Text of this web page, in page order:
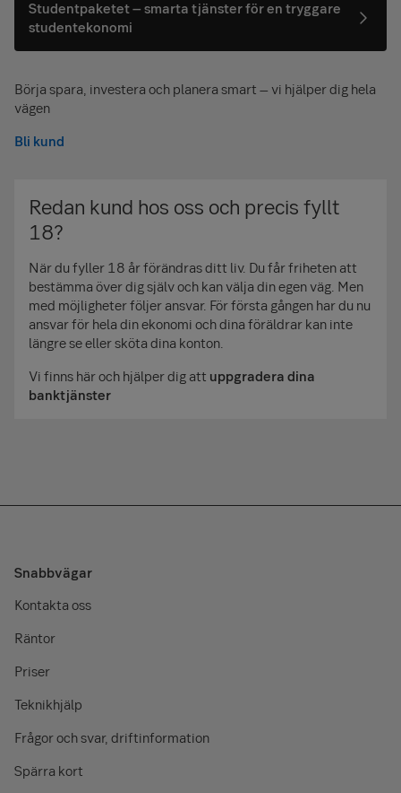
Studentpaketet – smarta tjänster för en tryggare
studentekonomi
Börja spara, investera och planera smart – vi hjälper dig hela
vägen
Bli kund
Redan kund hos oss och precis fyllt
18?
När du fyller 18 år förändras ditt liv. Du får friheten att
bestämma över dig själv och kan välja din egen väg. Men
med möjligheter följer ansvar. För första gången har du nu
ansvar för hela din ekonomi och dina föräldrar kan inte
längre se eller sköta dina konton.
Vi finns här och hjälper dig att uppgradera dina
banktjänster
Snabbvägar
Kontakta oss
Räntor
Priser
Teknikhjälp
Frågor och svar, driftinformation
Spärra kort